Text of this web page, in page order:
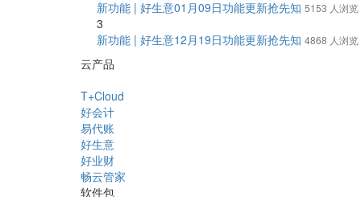
新功能 | 好生意01月09日功能更新抢先知 5153 人浏览
3
新功能 | 好生意12月19日功能更新抢先知 4868 人浏览
云产品
T+Cloud
好会计
易代账
好生意
好业财
畅云管家
软件包